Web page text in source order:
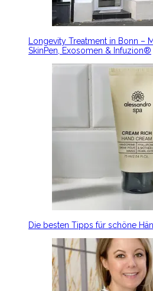
Longevity Treatment in Bonn –
SkinPen, Exosomen & Infuzion®
Die besten Tipps für schöne